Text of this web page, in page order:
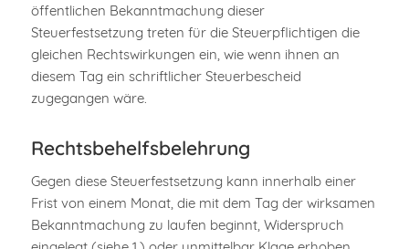
öffentlichen Bekanntmachung dieser
Steuerfestsetzung treten für die Steuerpflichtigen die
gleichen Rechtswirkungen ein, wie wenn ihnen an
diesem Tag ein schriftlicher Steuerbescheid
zugegangen wäre.
Rechtsbehelfsbelehrung
Gegen diese Steuerfestsetzung kann innerhalb einer
Frist von einem Monat, die mit dem Tag der wirksamen
Bekanntmachung zu laufen beginnt, Widerspruch